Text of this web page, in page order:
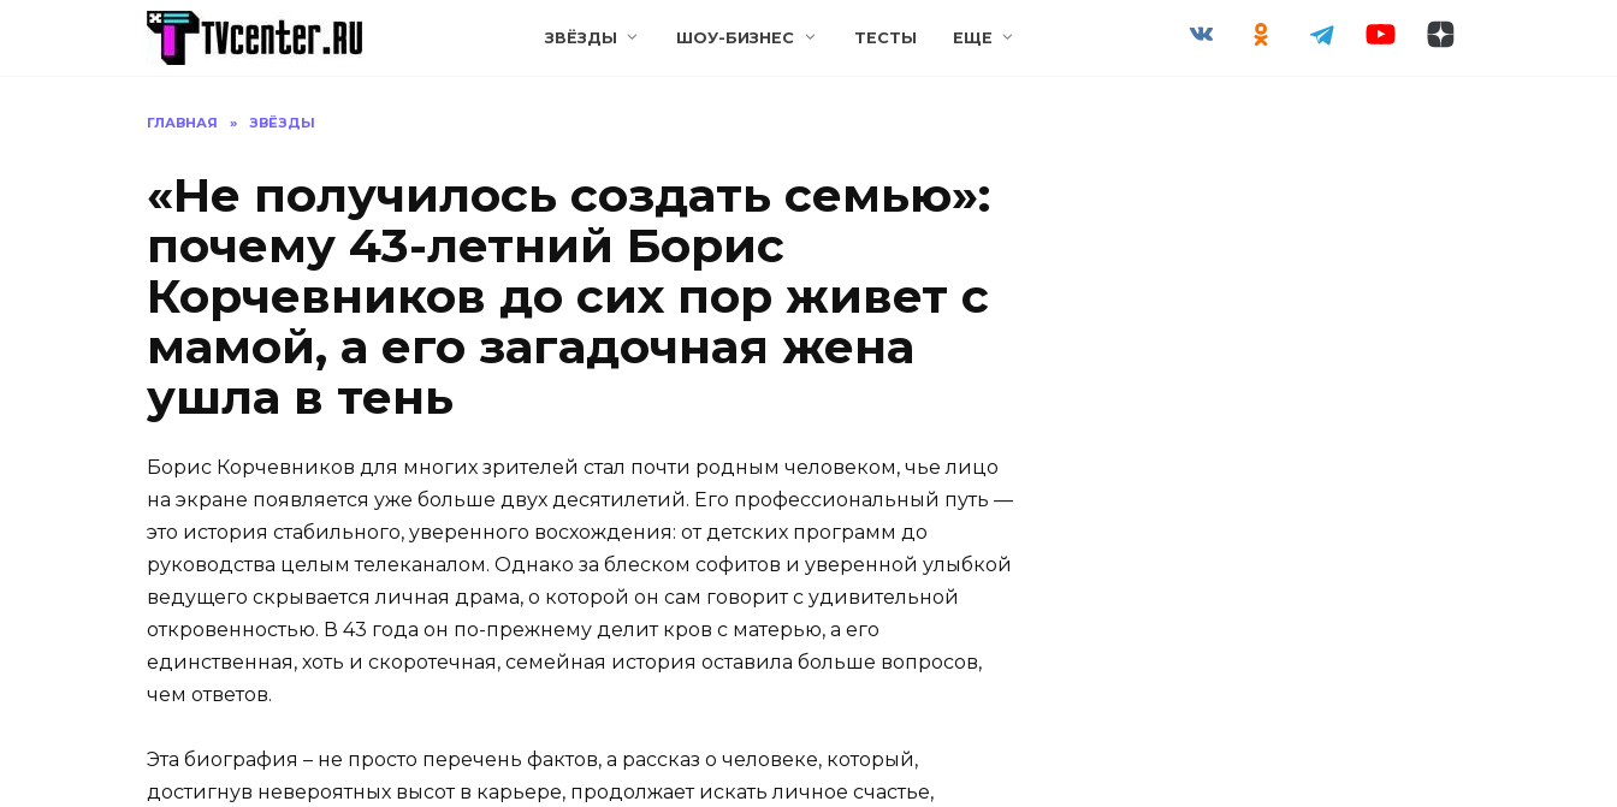
ЗВЁЗДЫ ШОУ-БИЗНЕС ТЕСТЫ ЕЩЕ
ГЛАВНАЯ » ЗВЁЗДЫ
«Не получилось создать семью»:
почему 43-летний Борис
Корчевников до сих пор живет с
мамой, а его загадочная жена
ушла в тень
Борис Корчевников для многих зрителей стал почти родным человеком, чье лицо
на экране появляется уже больше двух десятилетий. Его профессиональный путь —
это история стабильного, уверенного восхождения: от детских программ до
руководства целым телеканалом. Однако за блеском софитов и уверенной улыбкой
ведущего скрывается личная драма, о которой он сам говорит с удивительной
откровенностью. В 43 года он по-прежнему делит кров с матерью, а его
единственная, хоть и скоротечная, семейная история оставила больше вопросов,
чем ответов.
Эта биография – не просто перечень фактов, а рассказ о человеке, который,
достигнув невероятных высот в карьере, продолжает искать личное счастье,